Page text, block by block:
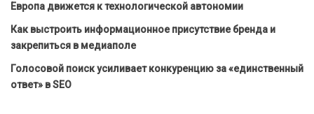
Европа движется к технологической автономии
Как выстроить информационное присутствие бренда и
закрепиться в медиаполе
Голосовой поиск усиливает конкуренцию за «единственный
ответ» в SEO